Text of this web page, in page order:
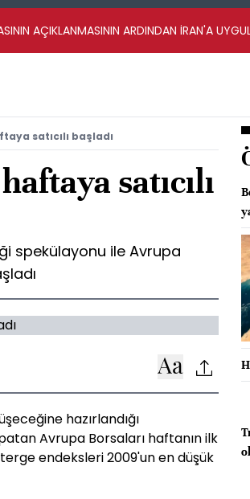
AÇIKLANMASININ ARDINDAN İRAN'A
satıcılı başladı
satıcılı
spekülayonu ile Avrupa
hazırlandığı
Avrupa Borsaları haftanın ilk
endeksleri 2009'un en düşük